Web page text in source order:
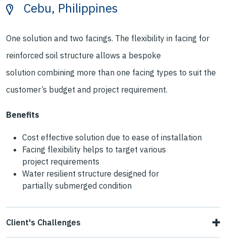
Cebu, Philippines
One solution and two facings. The flexibility in facing for
reinforced soil structure allows a bespoke
solution combining more than one facing types to suit the
customer’s budget and project requirement.
Benefits
Cost effective solution due to ease of installation
Facing flexibility helps to target various
project requirements
Water resilient structure designed for
partially submerged condition
Client's Challenges